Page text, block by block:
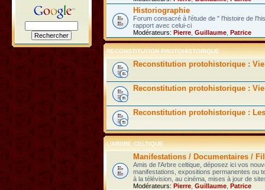
Historiographie
Forum consacré à l'étude de " l'histoire de
rapport avec celui-ci
Modérateurs: Pierre Guillaume Patrice
RECONSTITUTION PROTOHISTORIQUE
Reconstitution protohistorique :
Reconstitution protohistorique :
Reconstitution protohistorique :
L'ARBRE CELTIQUE
Manifestations / Documentaires /
Amis de l'Arbre celtique, déposez ici vos
manifestations, expositions permanentes ou
à la télévision, au cinéma, mises à jour de
Modérateurs: Pierre Guillaume Patrice